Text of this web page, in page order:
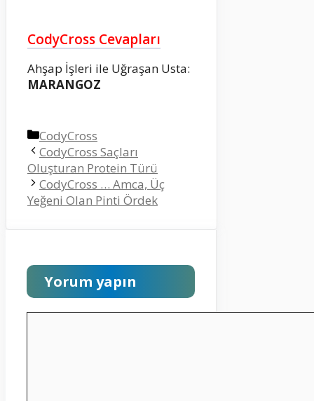
CodyCross Cevapları
Ahşap İşleri ile Uğraşan Usta:
MARANGOZ
Kategoriler
CodyCross
CodyCross Saçları
Oluşturan Protein Türü
CodyCross … Amca, Üç
Yeğeni Olan Pinti Ördek
Yorum yapın